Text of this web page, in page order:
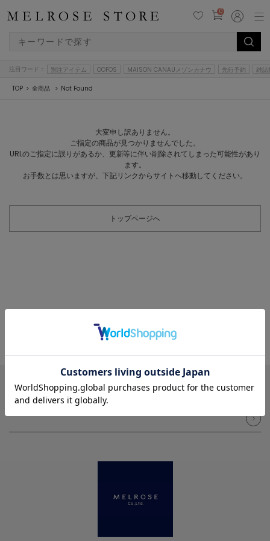
0
注目ワード： 別注アイテム OOFOS MAISON CANAUメゾンカナウ 先行予約 雑誌
TOP 全商品 Not Found
大変申し訳ありません。
ご指定の商品が見つかりませんでした。
URLのご指定に誤りがあるか、更新等に伴い削除されてしまった可能性があり
ます。
お手数とは思いますが、下記リンクからサイトへ移動してください。
トップページへ
NEWSLETTER メルマガ登録